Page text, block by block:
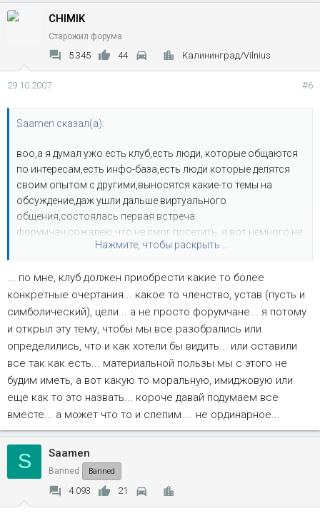
CHIMIK
Старожил форума
5 345 44 Калининград/Vilnius
29.10.2007 #6
Saamen сказал(а):
воо,а я думал ужо есть клуб,есть люди, которые общаются
по интересам,есть инфо-база,есть люди которые делятся
своим опытом с другими,выносятся какие-то темы на
обсуждение,даж ушли дальше виртуального
общения,состоялась первая встреча
форумчан,сожалею,что не смог посетить..я вот немного не
догоняю..в твоем понимании клуб..это как.?
Нажмите, чтобы раскрыть...
... по мне, клуб должен приобрести какие то более
конкретные очертания... какое то членство, устав (пусть и
симболический), цели... а не просто форумчане... я потому
и открыл эту тему, чтобы мы все разобрались или
определились, что и как хотели бы видить... или оставили
все так как есть... материальной пользы мы с этого не
будим иметь, а вот какую то моральную, имиджовую или
еще как то это назвать... короче давай подумаем все
вместе... а может что то и слепим ... не ординарное...
S Saamen
Banned Banned
4 093 21